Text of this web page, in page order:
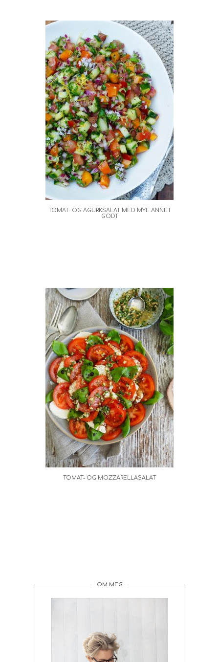
TOMAT- OG AGURKSALAT MED MYE ANNET
GODT
TOMAT- OG MOZZARELLASALAT
OM MEG